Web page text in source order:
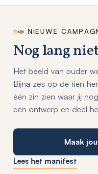
📣 NIEUWE
Nog lang
Het beeld van ouder
Bijna zes op de tien
één zin zien waar jij
een ontwerp en deel
Maak
Lees het manifest